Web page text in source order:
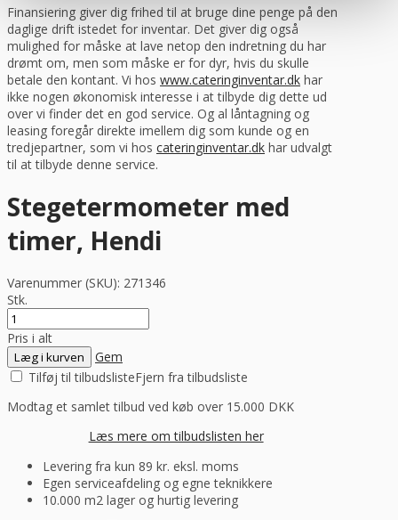
Finansiering giver dig frihed til at bruge dine penge på den
daglige drift istedet for inventar. Det giver dig også
mulighed for måske at lave netop den indretning du har
drømt om, men som måske er for dyr, hvis du skulle
betale den kontant. Vi hos www.cateringinventar.dk har
ikke nogen økonomisk interesse i at tilbyde dig dette ud
over vi finder det en god service. Og al låntagning og
leasing foregår direkte imellem dig som kunde og en
tredjepartner, som vi hos cateringinventar.dk har udvalgt
til at tilbyde denne service.
Stegetermometer med
timer, Hendi
Varenummer (SKU): 271346
Stk.
Pris i alt
Læg i kurven
Gem
Tilføj til tilbudslisteFjern fra tilbudsliste
Modtag et samlet tilbud ved køb over 15.000 DKK
Læs mere om tilbudslisten her
Levering fra kun 89 kr. eksl. moms
Egen serviceafdeling og egne teknikkere
10.000 m2 lager og hurtig levering